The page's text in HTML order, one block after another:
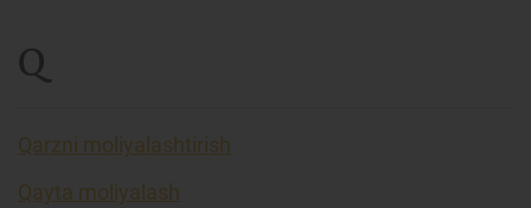
Q
Qarzni moliyalashtirish
Qayta moliyalash